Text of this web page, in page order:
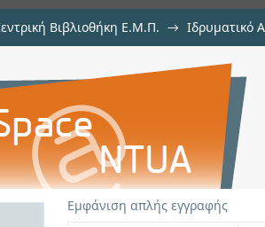
Βιβλιοθήκη Ε.Μ.Π. → Ιδρυματικό
for the Frequency
Εμφάνιση απλής εγγραφής